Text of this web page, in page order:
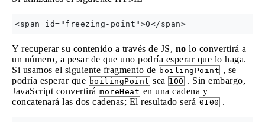
Y recuperar su contenido a través de JS, no lo convertirá a
un número, a pesar de que uno podría esperar que lo haga.
Si usamos el siguiente fragmento de boilingPoint , se
podría esperar que boilingPoint sea 100 . Sin embargo,
JavaScript convertirá moreHeat en una cadena y
concatenará las dos cadenas; El resultado será 0100 .